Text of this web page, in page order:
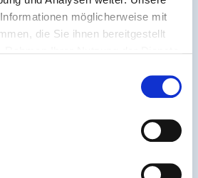
möglicherweise mit
die Sie ihnen bereitgestellt
wird die Haltestelle
während der Sperrung der
die Baustelle in Tiefenstein
der neue